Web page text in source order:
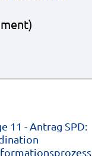
11 - Antrag SPD: